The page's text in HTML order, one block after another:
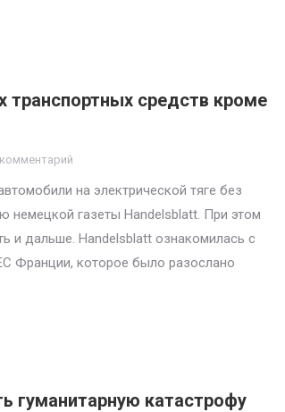
средств кроме
на электрической тяге без
газеты Handelsblatt. При этом
и дальше. Handelsblatt ознакомилась с
Франции, которое было разослано
гуманитарную катастрофу